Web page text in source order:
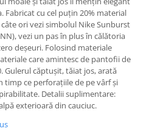
cu cel puțin 20% material
ori vezi simbolul Nike Sunburst
vezi un pas în plus în călătoria
deșeuri. Folosind materiale
care amintesc de pantofii de
Gulerul căptușit, tăiat jos, arată
timp ce perforațiile de pe vârf și
Detalii suplimentare:
exterioară din cauciuc.